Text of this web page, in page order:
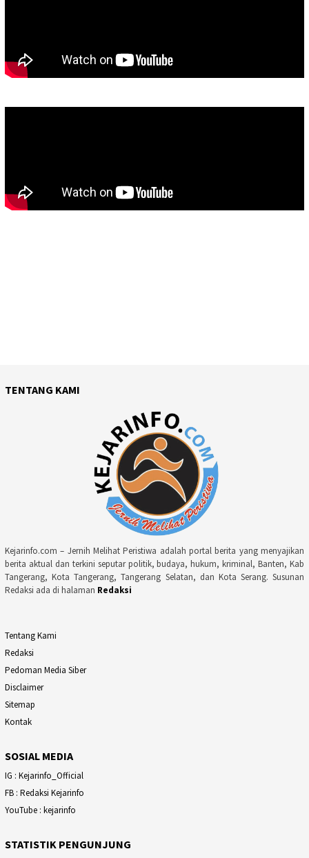
TENTANG KAMI
Kejarinfo.com – Jernih Melihat Peristiwa adalah portal berita yang menyajikan
berita aktual dan terkini seputar politik, budaya, hukum, kriminal, Banten, Kab
Tangerang, Kota Tangerang, Tangerang Selatan, dan Kota Serang. Susunan
Redaksi ada di halaman Redaksi
Tentang Kami
Redaksi
Pedoman Media Siber
Disclaimer
Sitemap
Kontak
SOSIAL MEDIA
IG : Kejarinfo_Official
FB : Redaksi Kejarinfo
YouTube : kejarinfo
STATISTIK PENGUNJUNG